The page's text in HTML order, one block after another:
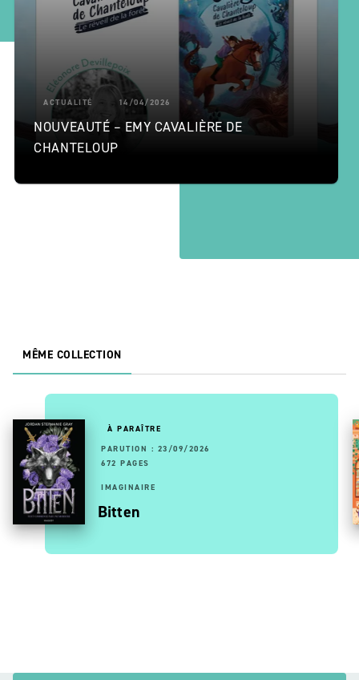
ACTUALITÉ 14/04/2026
NOUVEAUTÉ – EMY CAVALIÈRE DE
CHANTELOUP
MÊME COLLECTION
À PARAÎTRE
PARUTION : 23/09/2026
672 PAGES
IMAGINAIRE
Bitten